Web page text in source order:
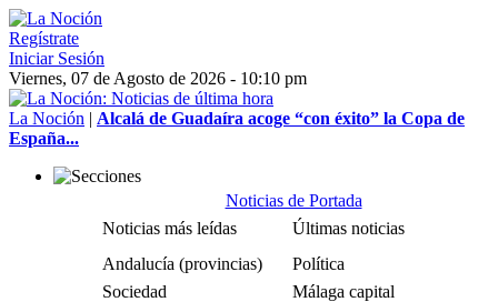
Regístrate
Iniciar Sesión
Viernes, 07 de Agosto de 2026 - 10:10 pm
La Noción | Alcalá de Guadaíra acoge “con éxito” la Copa de
España...
Noticias de Portada
Noticias más leídas
Últimas noticias
Andalucía (provincias)
Política
Sociedad
Málaga capital